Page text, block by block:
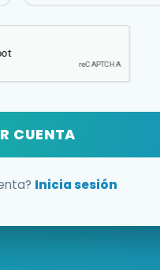
CUENTA
Inicia sesión